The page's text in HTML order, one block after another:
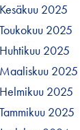
Kesäkuu 2025
Toukokuu 2025
Huhtikuu 2025
Maaliskuu 2025
Helmikuu 2025
Tammikuu 2025